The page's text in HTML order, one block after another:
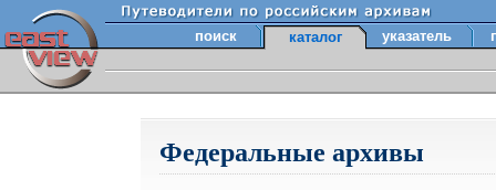
поиск каталог указатель
Федеральные архивы